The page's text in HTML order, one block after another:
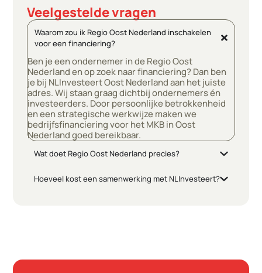
Veelgestelde vragen
Waarom zou ik Regio Oost Nederland inschakelen
voor een financiering?
Ben je een ondernemer in de Regio Oost
Nederland en op zoek naar financiering? Dan ben
je bij NLInvesteertOost Nederlandaan het juiste
adres. Wij staan graag dichtbij ondernemers én
investeerders. Door persoonlijke betrokkenheid
en een strategische werkwijze maken we
bedrijfsfinanciering voor het MKB inOost
Nederlandgoed bereikbaar.
Wat doet Regio Oost Nederland precies?
Hoeveel kost een samenwerking met NLInvesteert?